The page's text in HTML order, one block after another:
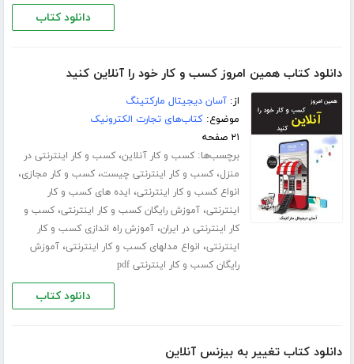
دانلود کتاب
دانلود کتاب همین امروز کسب و کار خود را آنلاین کنید
از:آسان دیجیتال مارکتینگ
موضوع:کتاب‌های تجارت الکترونیک
۲۱ صفحه
برچسب‌ها:کسب و کار آنلاین،کسب و کار اینترنتی در
منزل،کسب و کار اینترنتی چیست،کسب و کار مجازی،
انواع کسب و کار اینترنتی، ایده های کسب و کار
اینترنتی،آموزش رایگان کسب و کار اینترنتی،کسب و
کار اینترنتی در ایران،آموزش راه اندازی کسب و کار
اینترنتی، انواع مدلهای کسب و کار اینترنتی،آموزش
رایگان کسب و کار اینترنتی pdf
دانلود کتاب
دانلود کتاب تغییر به بیزنس آنلاین